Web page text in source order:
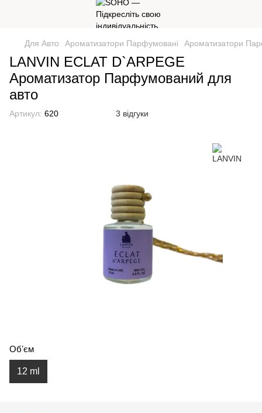
Для Авто Ароматизатори Парфумовані Ароматизатори
LANVIN ECLAT D`ARPEGE
Ароматизатор Парфумований для
авто
Артикул: 620 3 відгуки
Обʼєм
12 ml